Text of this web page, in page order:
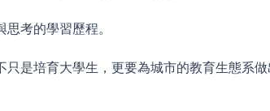
考的學習歷程。
是培育大學生，更要為城市的教育生態系做